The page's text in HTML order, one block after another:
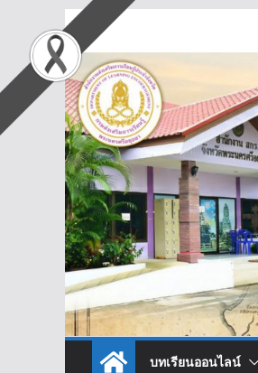
Skip
to
content
บทเรียนออนไลน์